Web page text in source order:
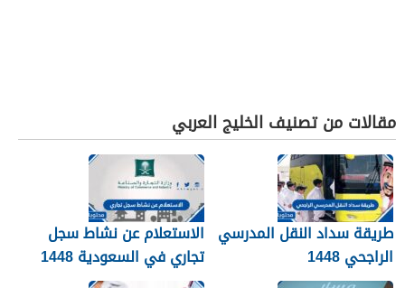
مقالات من تصنيف الخليج العربي
طريقة سداد النقل المدرسي
الراجحي 1448
الاستعلام عن نشاط سجل
تجاري في السعودية 1448